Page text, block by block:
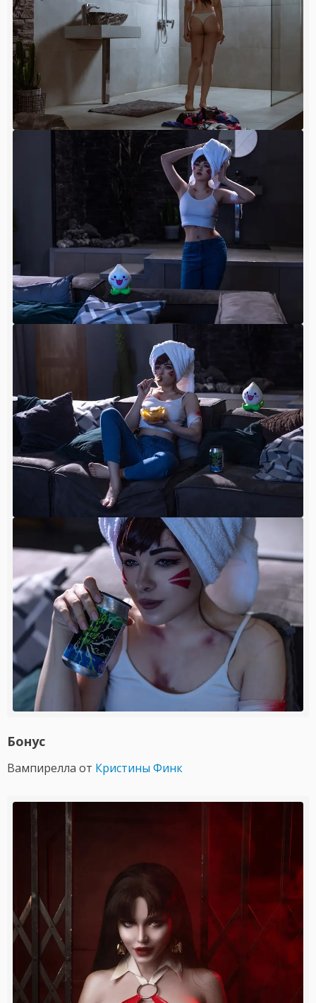
Бонус
Вампирелла от Кристины Финк